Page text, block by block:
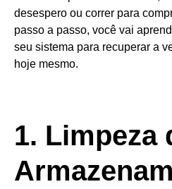
desespero ou correr para
passo a passo, você vai
seu sistema para recuperar a
hoje mesmo.
1. Limpeza